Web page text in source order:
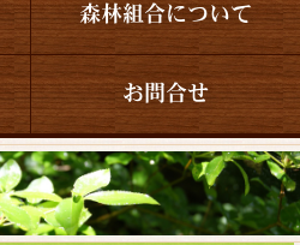
森林組合について
お問合せ